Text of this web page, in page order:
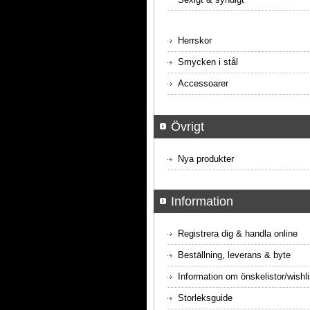
Herrskor
Smycken i stål
Accessoarer
Övrigt
Nya produkter
Information
Registrera dig & handla online
Beställning, leverans & byte
Information om önskelistor/
Storleksguide